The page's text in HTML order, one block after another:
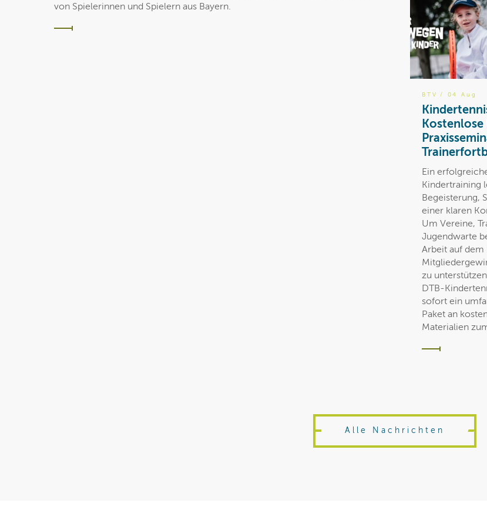
von Spielerinnen und Spielern aus Bayern.
BTV / 04 Aug
Ein
Kindertraining
Begeisterung,
einer klaren
Um Vereine,
Jugendwarte
Arbeit auf dem
zu
DTB-
sofort ein
Paket an
Materialien
Alle Nachrichten